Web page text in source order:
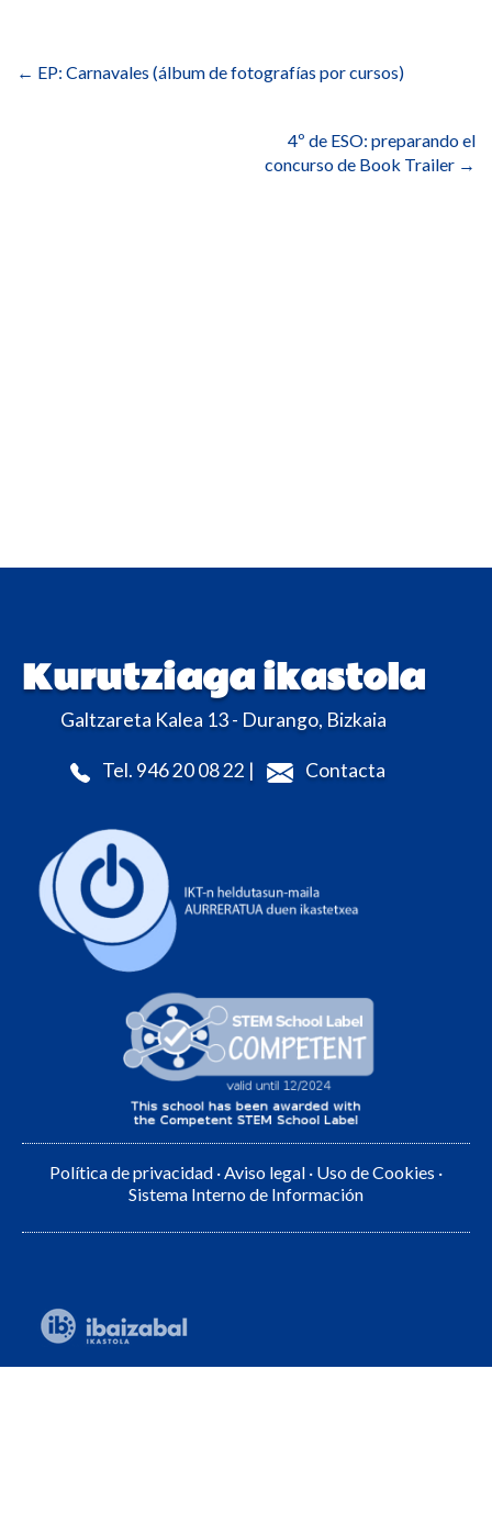
de
← EP: Carnavales (álbum de fotografías por cursos)
4º de ESO: preparando el
concurso de Book Trailer →
Kurutziaga ikastola
Galtzareta Kalea 13 - Durango, Bizkaia
Tel. 946 20 08 22 | Contacta
Política de privacidad ·Aviso legal · Uso de Cookies ·
Sistema Interno de Información